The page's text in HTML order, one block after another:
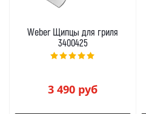
Weber Щипцы для гриля
3400425
3 490 руб